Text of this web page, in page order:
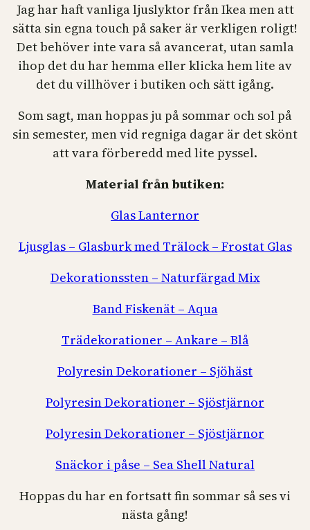
Jag har haft vanliga ljuslyktor från Ikea men att
sätta sin egna touch på saker är verkligen roligt!
Det behöver inte vara så avancerat, utan samla
ihop det du har hemma eller klicka hem lite av
det du villhöver i butiken och sätt igång.
Som sagt, man hoppas ju på sommar och sol på
sin semester, men vid regniga dagar är det skönt
att vara förberedd med lite pyssel.
Material från butiken:
Glas Lanternor
Ljusglas – Glasburk med Trälock – Frostat Glas
Dekorationssten – Naturfärgad Mix
Band Fiskenät – Aqua
Trädekorationer – Ankare – Blå
Polyresin Dekorationer – Sjöhäst
Polyresin Dekorationer – Sjöstjärnor
Polyresin Dekorationer – Sjöstjärnor
Snäckor i påse – Sea Shell Natural
Hoppas du har en fortsatt fin sommar så ses vi
nästa gång!